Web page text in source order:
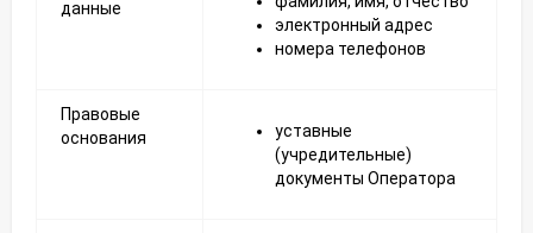
данные
электронный адрес
номера телефонов
Правовые
основания
уставные
(учредительные)
документы Оператора